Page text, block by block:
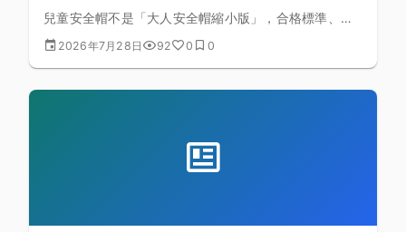
兒童安全帽不是「大人安全帽縮小版」，合格標準、合
適尺寸的判斷方式、以及該多久更換一次，每一項都攸
關孩子的安全。這篇文章談原理與判斷邏輯，不推薦特
2026年7月28日 92 0 0